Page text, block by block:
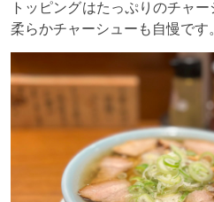
トッピングはたっぷりのチャ
柔らかチャーシューも自慢です。